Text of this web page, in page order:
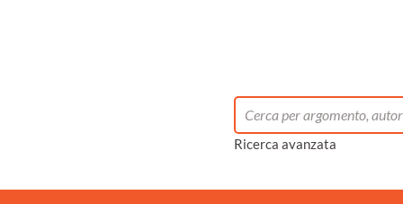
Ricerca avanzata